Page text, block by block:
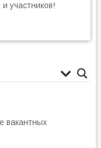
участников!
вакантных